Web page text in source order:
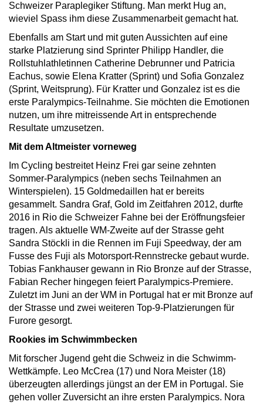
Schweizer Paraplegiker Stiftung. Man merkt Hug an,
wieviel Spass ihm diese Zusammenarbeit gemacht hat.
Ebenfalls am Start und mit guten Aussichten auf eine
starke Platzierung sind Sprinter Philipp Handler, die
Rollstuhlathletinnen Catherine Debrunner und Patricia
Eachus, sowie Elena Kratter (Sprint) und Sofia Gonzalez
(Sprint, Weitsprung). Für Kratter und Gonzalez ist es die
erste Paralympics-Teilnahme. Sie möchten die Emotionen
nutzen, um ihre mitreissende Art in entsprechende
Resultate umzusetzen.
Mit dem Altmeister vorneweg
Im Cycling bestreitet Heinz Frei gar seine zehnten
Sommer-Paralympics (neben sechs Teilnahmen an
Winterspielen). 15 Goldmedaillen hat er bereits
gesammelt. Sandra Graf, Gold im Zeitfahren 2012, durfte
2016 in Rio die Schweizer Fahne bei der Eröffnungsfeier
tragen. Als aktuelle WM-Zweite auf der Strasse geht
Sandra Stöckli in die Rennen im Fuji Speedway, der am
Fusse des Fuji als Motorsport-Rennstrecke gebaut wurde.
Tobias Fankhauser gewann in Rio Bronze auf der Strasse,
Fabian Recher hingegen feiert Paralympics-Premiere.
Zuletzt im Juni an der WM in Portugal hat er mit Bronze auf
der Strasse und zwei weiteren Top-9-Platzierungen für
Furore gesorgt.
Rookies im Schwimmbecken
Mit forscher Jugend geht die Schweiz in die Schwimm-
Wettkämpfe. Leo McCrea (17) und Nora Meister (18)
überzeugten allerdings jüngst an der EM in Portugal. Sie
gehen voller Zuversicht an ihre ersten Paralympics. Nora